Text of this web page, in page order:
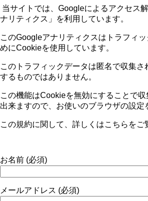
当サイトでは、 Googleによるアクセス
ナリティクス」を利用しています。
このGoogleアナリティクスはトラフィ
めにCookieを使用しています。
このトラフィックデータは匿名で収集さ
するものではありません。
この機能はCookieを無効にすることで
出来ますので、お使いのブラウザの設定
この規約に関して、詳しくはこちらをご
お名前 (必須)
メールアドレス (必須)